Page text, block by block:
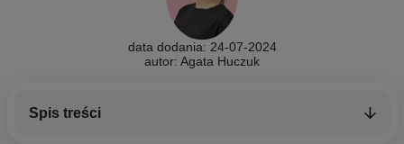
data dodania: 24-07-2024
autor: Agata Huczuk
Spis treści